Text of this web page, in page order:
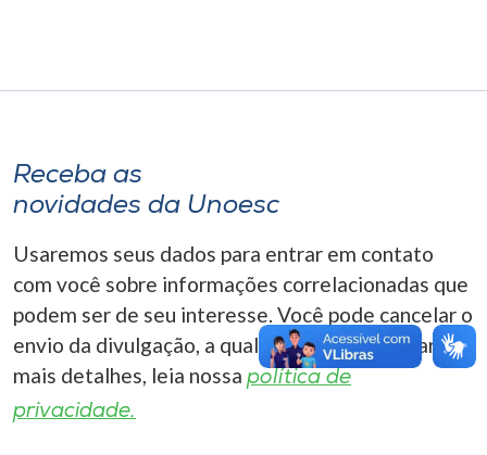
A+
Receba as
novidades da Unoesc
Usaremos seus dados para entrar em contato
com você sobre informações correlacionadas que
podem ser de seu interesse. Você pode cancelar o
envio da divulgação, a qualquer momento. Para
mais detalhes, leia nossa política de
privacidade.